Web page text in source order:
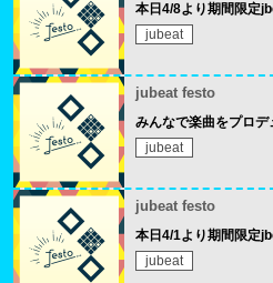
本日4/8より期間限定
jubeat
jubeat festo
みんなで楽曲をプロデ
jubeat
jubeat festo
本日4/1より期間限定
jubeat